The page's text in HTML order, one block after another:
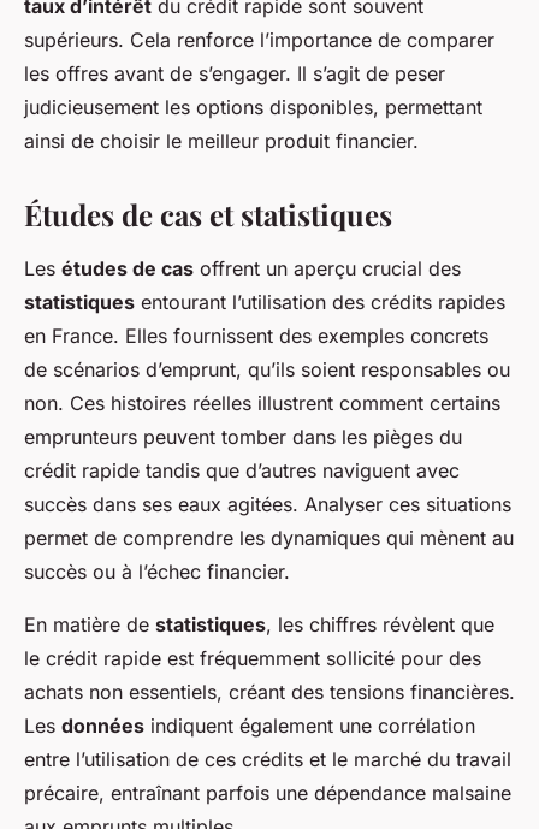
taux d’intérêt du crédit rapide sont souvent
supérieurs. Cela renforce l’importance de comparer
les offres avant de s’engager. Il s’agit de peser
judicieusement les options disponibles, permettant
ainsi de choisir le meilleur produit financier.
Études de cas et statistiques
Les études de cas offrent un aperçu crucial des
statistiques entourant l’utilisation des crédits rapides
en France. Elles fournissent des exemples concrets
de scénarios d’emprunt, qu’ils soient responsables ou
non. Ces histoires réelles illustrent comment certains
emprunteurs peuvent tomber dans les pièges du
crédit rapide tandis que d’autres naviguent avec
succès dans ses eaux agitées. Analyser ces situations
permet de comprendre les dynamiques qui mènent au
succès ou à l’échec financier.
En matière de statistiques, les chiffres révèlent que
le crédit rapide est fréquemment sollicité pour des
achats non essentiels, créant des tensions financières.
Les données indiquent également une corrélation
entre l’utilisation de ces crédits et le marché du travail
précaire, entraînant parfois une dépendance malsaine